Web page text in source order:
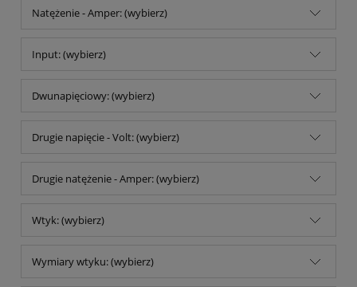
Natężenie - Amper: (wybierz)
Input: (wybierz)
Dwunapięciowy: (wybierz)
Drugie napięcie - Volt: (wybierz)
Drugie natężenie - Amper: (wybierz)
Wtyk: (wybierz)
Wymiary wtyku: (wybierz)